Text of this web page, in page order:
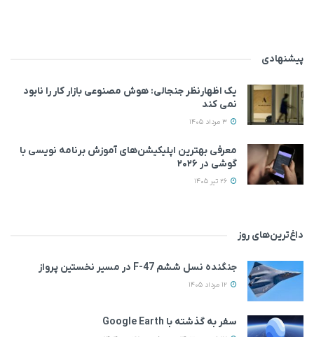
پیشنهادی
یک اظهارنظر جنجالی: هوش مصنوعی بازار کار را نابود
نمی‌ کند
معرفی بهترین اپلیکیشن‌های آموزش برنامه نویسی با
گوشی در ۲۰۲۶
داغ‌ترین‌های روز
جنگنده نسل ششم F-47 در مسیر نخستین پرواز
سفر به گذشته با Google Earth